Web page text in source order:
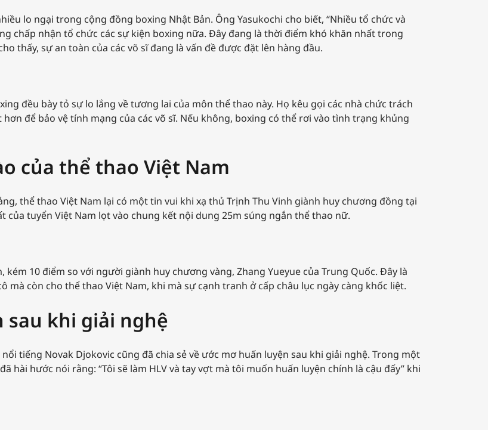
lo ngại trong cộng đồng boxing Nhật Bản. Ông Yasukochi cho biết, “Nhiều tổ chức và
chấp nhận tổ chức các sự kiện boxing nữa. Đây đang là thời điểm khó khăn nhất trong
thấy, sự an toàn của các võ sĩ đang là vấn đề được đặt lên hàng đầu.
đều bày tỏ sự lo lắng về tương lai của môn thể thao này. Họ kêu gọi các nhà chức trách
để bảo vệ tính mạng của các võ sĩ. Nếu không, boxing có thể rơi vào tình trạng khủng
của thể thao Việt Nam
thể thao Việt Nam lại có một tin vui khi xạ thủ Trịnh Thu Vinh giành huy chương đồng tại
của tuyển Việt Nam lọt vào chung kết nội dung 25m súng ngắn thể thao nữ.
10 điểm so với người giành huy chương vàng, Zhang Yueyue của Trung Quốc. Đây là
còn cho thể thao Việt Nam, khi mà sự cạnh tranh ở cấp châu lục ngày càng khốc liệt.
sau khi giải nghệ
tiếng Novak Djokovic cũng đã chia sẻ về ước mơ huấn luyện sau khi giải nghệ. Trong một
hài hước nói rằng: “Tôi sẽ làm HLV và tay vợt mà tôi muốn huấn luyện chính là cậu đấy” khi